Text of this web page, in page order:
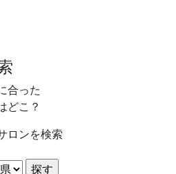
合った
どこ？
ロンを検索